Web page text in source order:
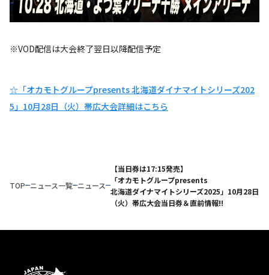
※VOD配信は大会終了翌日以降配信予定
☆「オカモトグループpresents 北海道ダイナマイトシリーズ202
5」10月28日（火）帯広大会詳細はこちら
TOP ニュース一覧 ニュース
【当日券は17:15発売】
「オカモトグループpresents
北海道ダイナマイトシリーズ2025」10月28日
（火）帯広大会当日券＆直前情報!!